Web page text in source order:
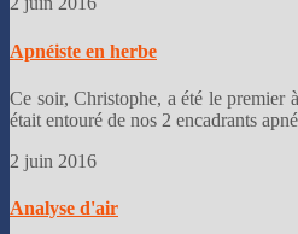
Apnéiste en herbe
Ce soir, Christophe, a été le premier
était entouré de nos 2 encadrants
2 juin 2016
Analyse d'air